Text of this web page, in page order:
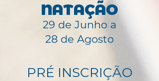
NATAÇÃO
29 de Junho a
28 de Agosto
PRÉ INSCRIÇÃO